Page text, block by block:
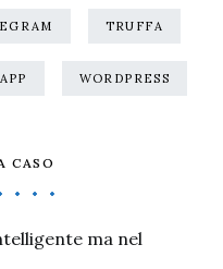
TRUFFA
WORDPRESS
CASO
ma nel